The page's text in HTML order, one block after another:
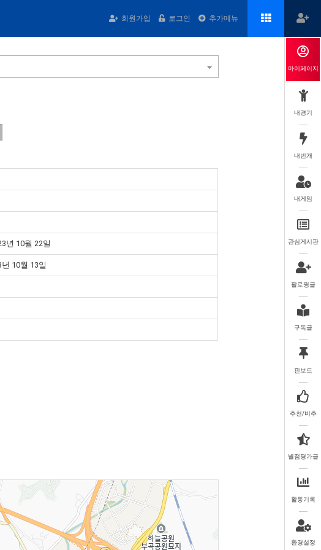
회원가입 로그인 추가메뉴
년 10월 22일
10월 13일
마이페이지
내경기
내번개
내게임
관심게시판
팔로윙글
구독글
핀보드
추천/비추
별점평가글
활동기록
환경설정